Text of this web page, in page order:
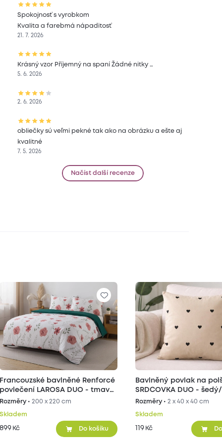
Spokojnosť s vyrobkom
Kvalita a farebmá nápaditosť
21. 7. 2026
Krásný vzor Příjemný na spaní Žádné nitky …
5. 6. 2026
2. 6. 2026
obliečky sú veľmi pekné tak ako na obrázku a ešte aj
kvalitné
7. 5. 2026
Načíst další recenze
Francouzské bavlněné Renforcé
povlečení LAROSA DUO - tmavě
zelené
Rozměry •200 x 220 cm
Skladem
899 Kč Do košíku
Bavlněný povlak na
SRDCOVKA DUO -
40x40 cm 2ks
Rozměry • 2 x 40 x 40 cm
Skladem
119 Kč